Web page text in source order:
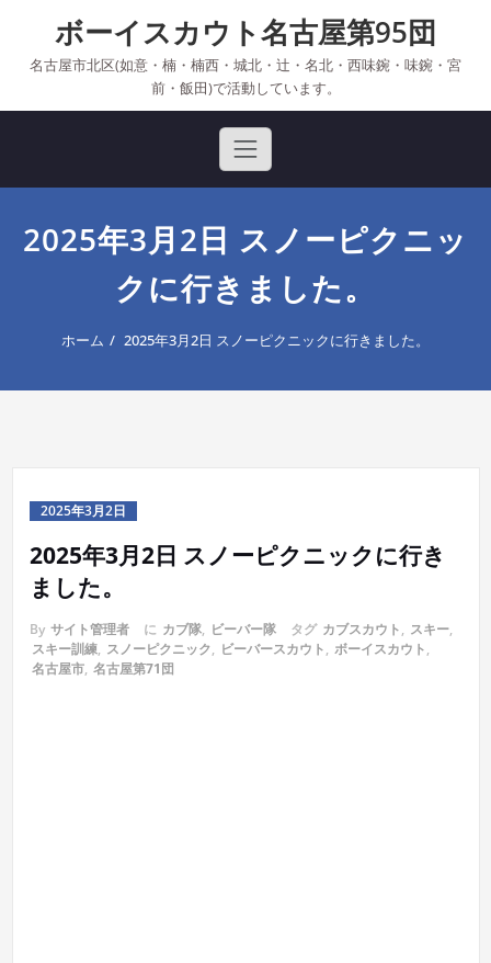
content
ボーイスカウト名古屋第95団
名古屋市北区(如意・楠・楠西・城北・辻・名北・西味鋺・味鋺・宮
前・飯田)で活動しています。
2025年3月2日 スノーピクニッ
クに行きました。
ホーム 2025年3月2日 スノーピクニックに行きました。
2025年3月2日
2025年3月2日 スノーピクニックに行き
ました。
By サイト管理者 に カブ隊, ビーバー隊 タグ カブスカウト, スキー,
スキー訓練, スノーピクニック, ビーバースカウト, ボーイスカウト,
名古屋市, 名古屋第71団